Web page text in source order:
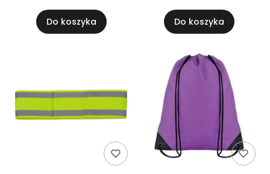
Do koszyka Do koszyka